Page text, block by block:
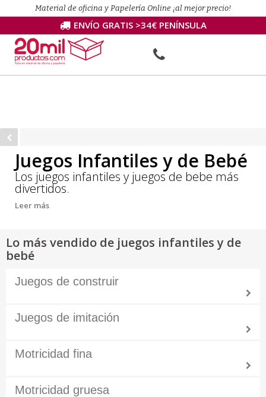
Material de oficina y Papelería Online ¡al mejor precio!
ENVÍO GRATIS >34€ PENÍNSULA
Juegos Infantiles y de Bebé
Los juegos infantiles y juegos de bebe más
divertidos.
Leer más
Lo más vendido de juegos infantiles y de
bebé
Juegos de construir
Juegos de imitación
Motricidad fina
Motricidad gruesa